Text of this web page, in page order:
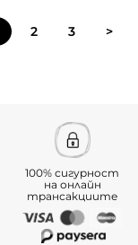
2 3 >
100% сигурност
на онлайн
трансакциите